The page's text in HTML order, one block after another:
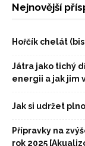
Nejnovější
Hořčík chelát
Játra jako tichý
energii a jak jim
Jak si udržet
Přípravky na
rok 2025